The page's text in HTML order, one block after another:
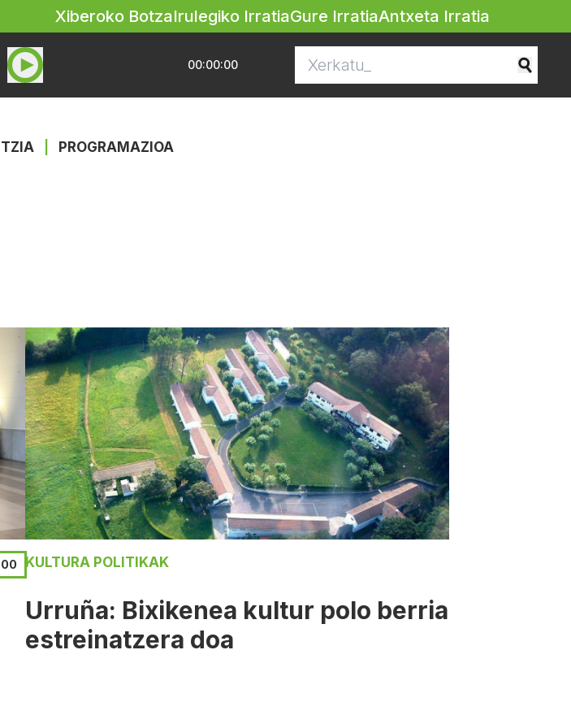
Xiberoko BotzaIrulegiko IrratiaGure IrratiaAntxeta Irratia
00:00:00
PROGRAMAZIOA
KULTURA POLITIKAK
Urruña: Bixikenea kultur polo berria
estreinatzera doa